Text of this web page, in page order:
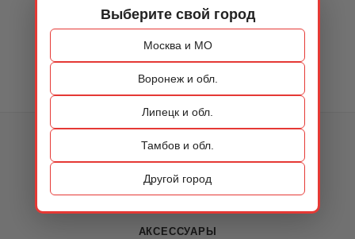
Выберите свой город
Москва и МО
Воронеж и обл.
Липецк и обл.
Тамбов и обл.
Другой город
АКСЕССУАРЫ